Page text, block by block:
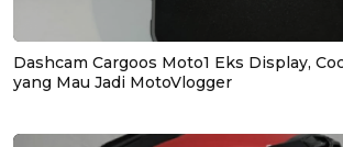
Dashcam Cargoos Moto1 Eks Display,
yang Mau Jadi MotoVlogger